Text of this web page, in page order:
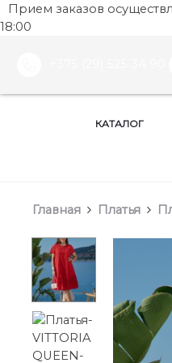
Прием заказов
18:00
КАТАЛОГ
Главная Платья